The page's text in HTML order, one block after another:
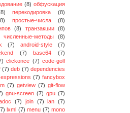
(8) обфускация
перекодировка
(8)
простые-числа
(8)
(8) транзакции
(8)
численные-методы
(8)
(7) android-style
(7)
(7) base64
(7)
clickonce (7) code-golf
(7) deb (7) dependencies
expressions (7) fancybox
(7) getview (7) git-flow
gnu-screen (7) gpu (7)
(7) join (7) lan (7)
lxml (7) menu (7) mono